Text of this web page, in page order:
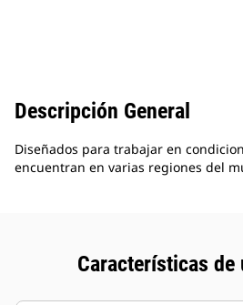
Descripción General
Diseñados para trabajar en
encuentran en varias regiones del
Características de